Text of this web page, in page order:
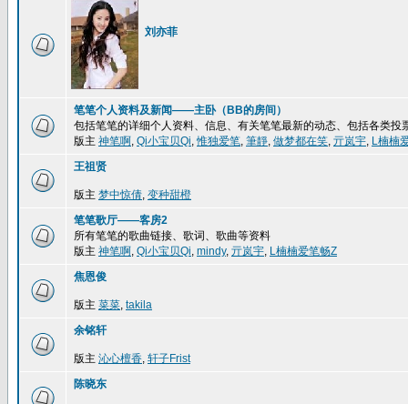
刘亦菲
笔笔个人资料及新闻——主卧（BB的房间）
包括笔笔的详细个人资料、信息、有关笔笔最新的动态、包括各类
版主 神笔啊, Qi小宝贝Qi,惟独爱笔, 筆靜, 做梦都在笑, 亓岚宇, L楠楠
王祖贤
版主 梦中惊倩, 变种甜橙
笔笔歌厅——客房2
所有笔笔的歌曲链接、歌词、歌曲等资料
版主 神笔啊, Qi小宝贝Qi, mindy, 亓岚宇, L楠楠爱笔畅Z
焦恩俊
版主 菜菜, takila
余铭轩
版主 沁心檀香, 轩子Frist
陈晓东